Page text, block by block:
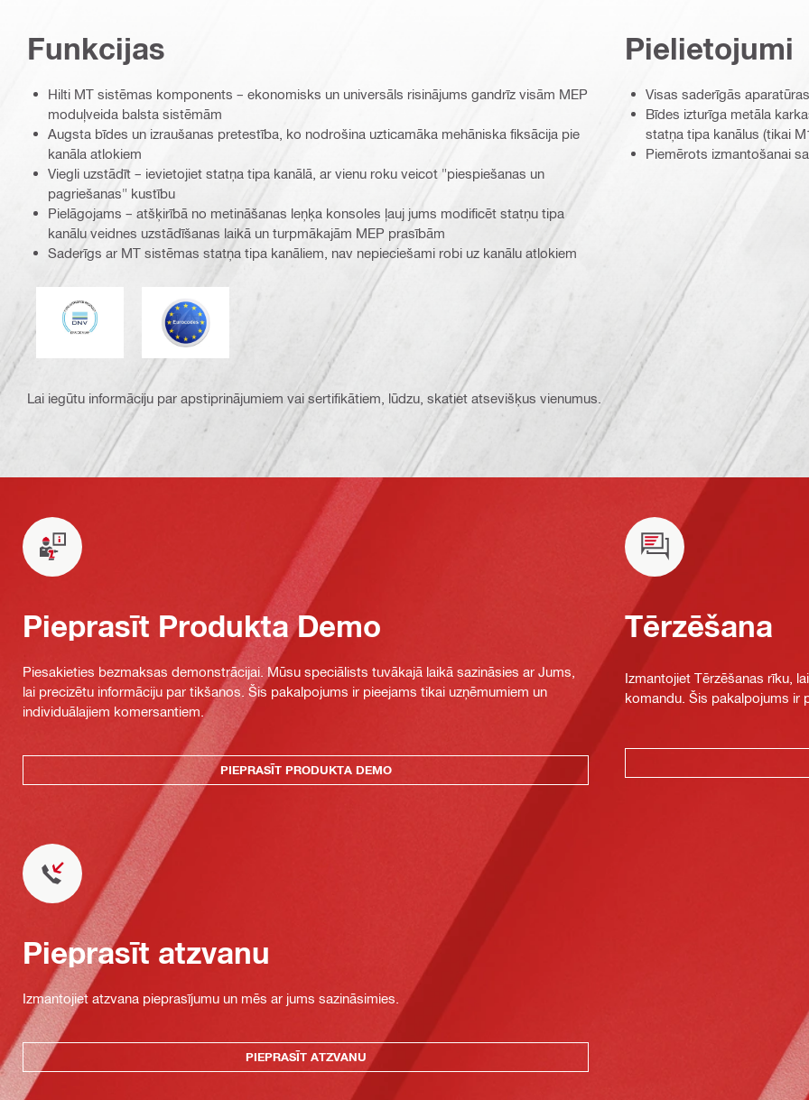
Funkcijas
Hilti MT sistēmas komponents – ekonomisks un universāls risinājums gandrīz visām MEP
moduļveida balsta sistēmām
Augsta bīdes un izraušanas pretestība, ko nodrošina uzticamāka mehāniska fiksācija pie
kanāla atlokiem
Viegli uzstādīt – ievietojiet statņa tipa kanālā, ar vienu roku veicot "piespiešanas un
pagriešanas" kustību
Pielāgojams – atšķirībā no metināšanas leņķa konsoles ļauj jums modificēt statņu tipa
kanālu veidnes uzstādīšanas laikā un turpmākajām MEP prasībām
Saderīgs ar MT sistēmas statņa tipa kanāliem, nav nepieciešami robi uz kanālu atlokiem
DNV Eurocode
Pielietojumi
Visas saderīgās
Bīdes izturīga metāla
statņa tipa kanālus (tikai
Piemērots izmantošanai
Lai iegūtu informāciju par apstiprinājumiem vai sertifikātiem, lūdzu, skatiet atsevišķus vienumus.
Pieprasīt Produkta Demo
Piesakieties bezmaksas demonstrācijai. Mūsu speciālists tuvākajā laikā sazināsies ar Jums,
lai precizētu informāciju par tikšanos. Šis pakalpojums ir pieejams tikai uzņēmumiem un
individuālajiem komersantiem.
PIEPRASĪT PRODUKTA DEMO
Tērzēšana
Izmantojiet Tērzēšanas rīku,
komandu. Šis pakalpojums ir
Pieprasīt atzvanu
Izmantojiet atzvana pieprasījumu un mēs ar jums sazināsimies.
PIEPRASĪT ATZVANU